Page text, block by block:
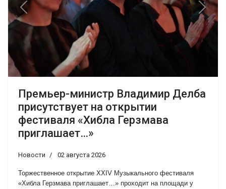
Previous Next
Премьер-министр Владимир Делба
присутствует на открытии
фестиваля «Хибла Герзмава
приглашает…»
Новости 02 августа 2026
Торжественное открытие XXIV Музыкального фестиваля
«Хибла Герзмава приглашает…» проходит на площади у